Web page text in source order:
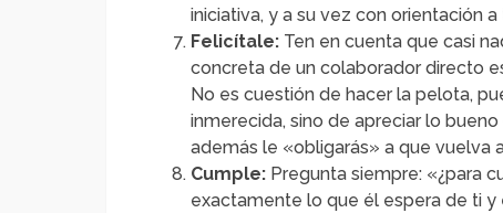
iniciativa, y a su vez con orientación
Felicítale: Ten en cuenta que casi
concreta de un colaborador directo
No es cuestión de hacer la pelota,
inmerecida, sino de apreciar lo
además le «obligarás» a que vuelva
Cumple: Pregunta siempre: «¿para
exactamente lo que él espera de ti